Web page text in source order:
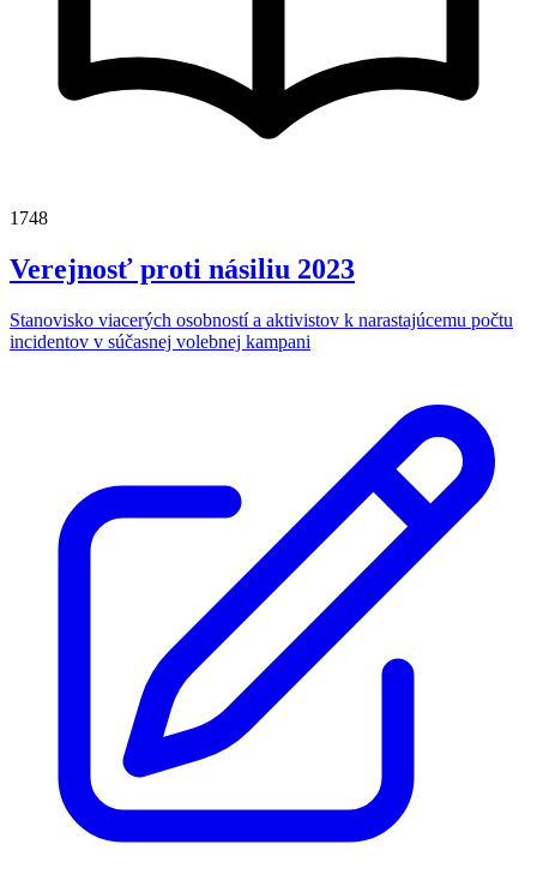
1748
Verejnosť proti násiliu 2023
Stanovisko viacerých osobností a aktivistov k narastajúcemu počtu
incidentov v súčasnej volebnej kampani